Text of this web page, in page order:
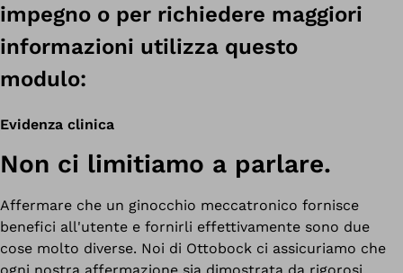
impegno o per richiedere maggiori
informazioni utilizza questo
modulo:
Evidenza clinica
Non ci limitiamo a parlare.
Affermare che un ginocchio meccatronico fornisce
benefici all'utente e fornirli effettivamente sono due
cose molto diverse. Noi di Ottobock ci assicuriamo che
ogni nostra affermazione sia dimostrata da rigorosi